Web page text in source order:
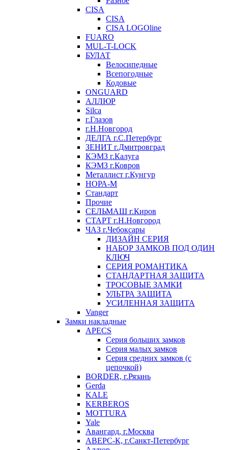
CISA
CISA
CISA LOGOline
FUARO
MUL-T-LOCK
БУЛАТ
Велосипедные
Всепогодные
Кодовые
ONGUARD
АЛЛЮР
Silca
г.Глазов
г.Н.Новгород
ДЕЛГА г.С.Петербург
ЗЕНИТ г.Дмитровград
КЭМЗ г.Калуга
КЭМЗ г.Ковров
Металлист г.Кунгур
НОРА-М
Стандарт
Прочие
СЕЛЬМАШ г.Киров
СТАРТ г.Н.Новгород
ЧАЗ г.Чебоксары
ДИЗАЙН СЕРИЯ
НАБОР ЗАМКОВ ПОД ОДИН
КЛЮЧ
СЕРИЯ РОМАНТИКА
СТАНДАРТНАЯ ЗАЩИТА
ТРОСОВЫЕ ЗАМКИ
УЛЬТРА ЗАЩИТА
УСИЛЕННАЯ ЗАЩИТА
Vanger
Замки накладные
APECS
Серия больших замков
Серия малых замков
Серия средних замков (с
цепочкой)
BORDER, г.Рязань
Gerda
KALE
KERBEROS
MOTTURA
Yale
Авангард, г.Москва
АВЕРС-К, г.Санкт-Петербург